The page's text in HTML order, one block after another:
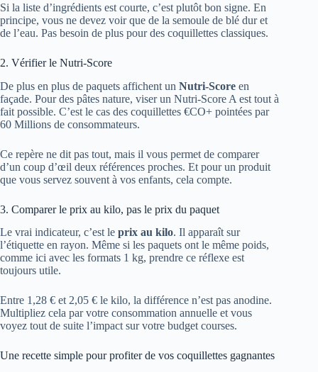
Si la liste d’ingrédients est courte, c’est plutôt bon signe. En
principe, vous ne devez voir que de la semoule de blé dur et
de l’eau. Pas besoin de plus pour des coquillettes classiques.
2. Vérifier le Nutri-Score
De plus en plus de paquets affichent un Nutri-Score en
façade. Pour des pâtes nature, viser un Nutri-Score A est tout à
fait possible. C’est le cas des coquillettes €CO+ pointées par
60 Millions de consommateurs.
Ce repère ne dit pas tout, mais il vous permet de comparer
d’un coup d’œil deux références proches. Et pour un produit
que vous servez souvent à vos enfants, cela compte.
3. Comparer le prix au kilo, pas le prix du paquet
Le vrai indicateur, c’est le prix au kilo. Il apparaît sur
l’étiquette en rayon. Même si les paquets ont le même poids,
comme ici avec les formats 1 kg, prendre ce réflexe est
toujours utile.
Entre 1,28 € et 2,05 € le kilo, la différence n’est pas anodine.
Multipliez cela par votre consommation annuelle et vous
voyez tout de suite l’impact sur votre budget courses.
Une recette simple pour profiter de vos coquillettes gagnantes